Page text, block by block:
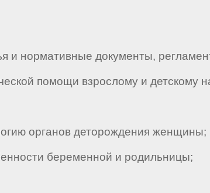
нормативные документы,
помощи взрослому и детскому
органов деторождения женщины;
беременной и родильницы;